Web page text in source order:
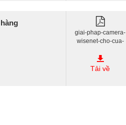
giai-phap-camera-
wisenet-cho-cua-
Tải về